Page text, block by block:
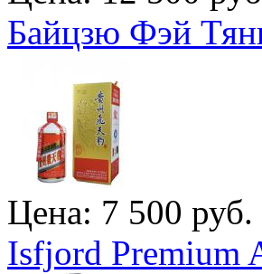
Байцзю Фэй
Цена: 7 500 руб.
Isfjord Premium